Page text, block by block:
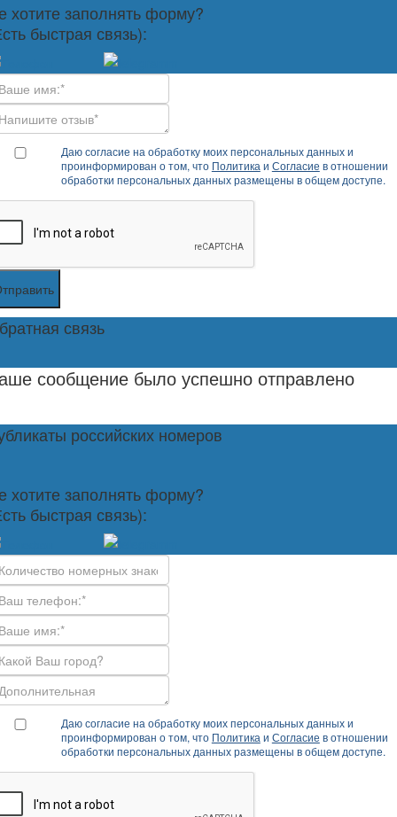
хотите заполнять форму?
быстрая связь):
Даю согласие на обработку моих персональных данных и
проинформирован о том, что Политика и Согласие в отношении
обработки персональных данных размещены в общем доступе.
связь
сообщение было успешно отправлено
российских номеров
хотите заполнять форму?
быстрая связь):
Даю согласие на обработку моих персональных данных и
проинформирован о том, что Политика и Согласие в отношении
обработки персональных данных размещены в общем доступе.